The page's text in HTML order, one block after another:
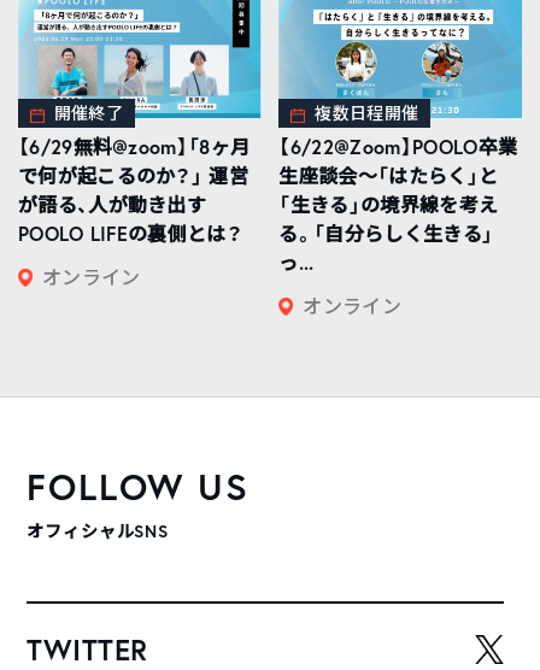
開催終了
【6/29無料@zoom】「8ヶ月
で何が起こるのか？」 運営
が語る、人が動き出す
POOLO LIFEの裏側とは？
オンライン
複数日程開催
【6/22@Zoom】POOLO卒業
生座談会〜「はたらく」と
「生きる」の境界線を考え
る。「自分らしく生きる」
っ...
オンライン
FOLLOW US
オフィシャルSNS
TWITTER